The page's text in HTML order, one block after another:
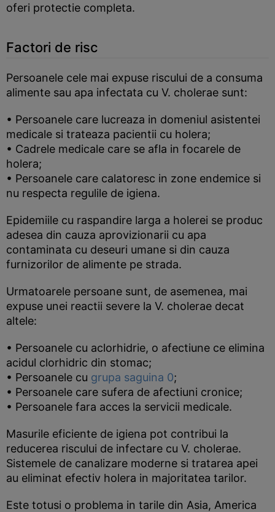
oferi protectie completa.
Factori de risc
Persoanele cele mai expuse riscului de a consuma
alimente sau apa infectata cu V. cholerae sunt:
• Persoanele care lucreaza in domeniul asistentei
medicale si trateaza pacientii cu holera;
• Cadrele medicale care se afla in focarele de
holera;
• Persoanele care calatoresc in zone endemice si
nu respecta regulile de igiena.
Epidemiile cu raspandire larga a holerei se produc
adesea din cauza aprovizionarii cu apa
contaminata cu deseuri umane si din cauza
furnizorilor de alimente pe strada.
Urmatoarele persoane sunt, de asemenea, mai
expuse unei reactii severe la V. cholerae decat
altele:
• Persoanele cu aclorhidrie, o afectiune ce elimina
acidul clorhidric din stomac;
• Persoanele cu grupa saguina 0;
• Persoanele care sufera de afectiuni cronice;
• Persoanele fara acces la servicii medicale.
Masurile eficiente de igiena pot contribui la
reducerea riscului de infectare cu V. cholerae.
Sistemele de canalizare moderne si tratarea apei
au eliminat efectiv holera in majoritatea tarilor.
Este totusi o problema in tarile din Asia, America